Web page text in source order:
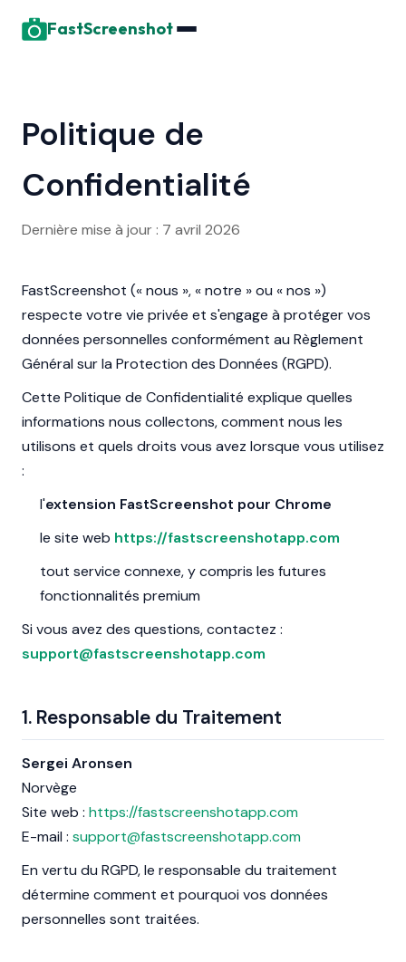
FastScreenshot
Politique de
Confidentialité
Dernière mise à jour : 7 avril 2026
FastScreenshot (« nous », « notre » ou « nos »)
respecte votre vie privée et s'engage à protéger vos
données personnelles conformément au Règlement
Général sur la Protection des Données (RGPD).
Cette Politique de Confidentialité explique quelles
informations nous collectons, comment nous les
utilisons et quels droits vous avez lorsque vous utilisez
:
l'extension FastScreenshot pour Chrome
le site web https://fastscreenshotapp.com
tout service connexe, y compris les futures
fonctionnalités premium
Si vous avez des questions, contactez :
support@fastscreenshotapp.com
1. Responsable du Traitement
Sergei Aronsen
Norvège
Site web : https://fastscreenshotapp.com
E-mail : support@fastscreenshotapp.com
En vertu du RGPD, le responsable du traitement
détermine comment et pourquoi vos données
personnelles sont traitées.